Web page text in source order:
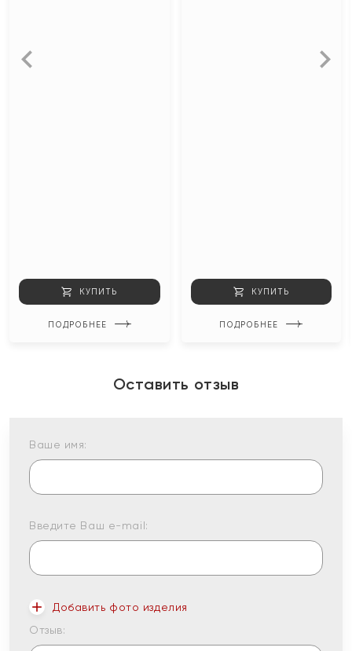
КУПИТЬ
ПОДРОБНЕЕ
КУПИТЬ
ПОДРОБНЕЕ
Оставить отзыв
Ваше имя:
Введите Ваш e-mail:
Добавить фото изделия
Отзыв: